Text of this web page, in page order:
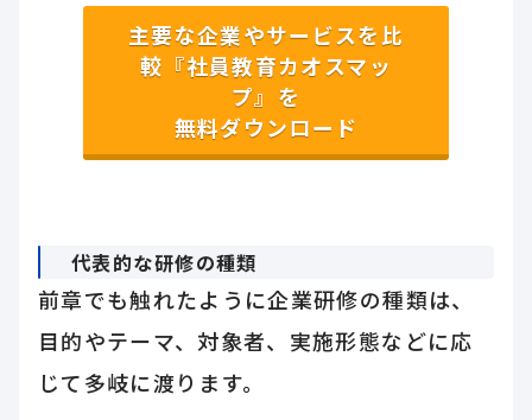
主要な企業やサービスを比
較『社員教育カオスマッ
プ』を
無料ダウンロード
代表的な研修の種類
前章でも触れたように企業研修の種類は、
目的やテーマ、対象者、実施形態などに応
じて多岐に渡ります。